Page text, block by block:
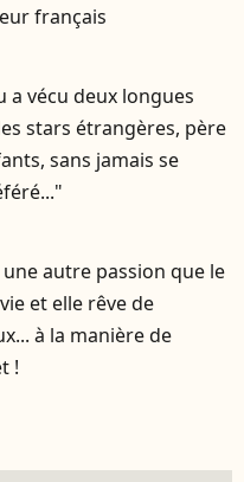
français
a vécu deux longues
stars étrangères, père
sans jamais se
autre passion que le
et elle rêve de
à la manière de
!